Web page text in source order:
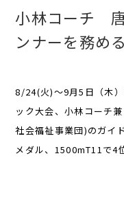
小林コーチ
ンナーを務める
8/24(火)～9月5日（木
ック大会、小林コーチ
社会福祉事業団)のガイ
メダル、1500mT11で4